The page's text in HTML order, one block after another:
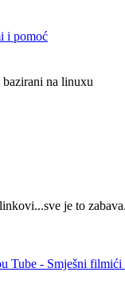
i pomoć
na linuxu
je to
Tube - Smješni filmići